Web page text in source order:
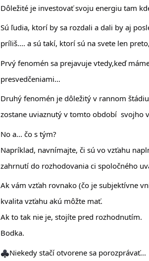
Dôležité je investovať svoju energiu tam
Sú ľudia, ktorí by sa rozdali a dali by aj
príliš.... a sú takí, ktorí sú na svete len
Prvý fenomén sa prejavuje vtedy,keď
presvedčeniami…
Druhý fenomén je dôležitý v rannom
zostane uviaznutý v tomto období  svojho
No a... čo s tým?
Napríklad, navnímajte, či sú vo vzťahu
zahrnutí do rozhodovania ci spoločného
Ak vám vzťah rovnako (čo je subjektívne
kvalita vzťahu akú môžte mať.
Ak to tak nie je, stojíte pred rozhodnutím.
Bodka.
Niekedy stačí otvorene sa porozprávať...